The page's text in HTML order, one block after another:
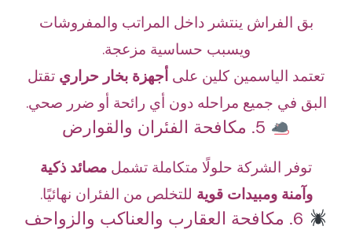
بق الفراش ينتشر داخل المراتب والمفروشات
ويسبب حساسية مزعجة.
تعتمد الياسمين كلين على أجهزة بخار حراري تقتل
البق في جميع مراحله دون أي رائحة أو ضرر صحي.
توفر الشركة حلولًا متكاملة تشمل مصائد ذكية
وآمنة ومبيدات قوية للتخلص من الفئران نهائيًا.